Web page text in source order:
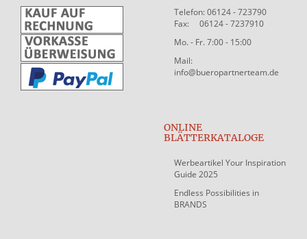
Telefon: 06124 - 723790
Fax: 06124 - 7237910
Mo. - Fr. 7:00 - 15:00
Mail:
info@bueropartnerteam.de
ONLINE
BLÄTTERKATALOGE
Werbeartikel Your Inspiration
Guide 2025
Endless Possibilities in
BRANDS